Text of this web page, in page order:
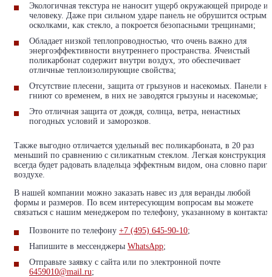
Экологичная текстура не наносит ущерб окружающей природе и
человеку. Даже при сильном ударе панель не обрушится острыми
осколками, как стекло, а покроется безопасными трещинами;
Обладает низкой теплопроводностью, что очень важно для
энергоэффективности внутреннего пространства. Ячеистый
поликарбонат содержит внутри воздух, это обеспечивает
отличные теплоизолирующие свойства;
Отсутствие плесени, защита от грызунов и насекомых. Панели не
гниют со временем, в них не заводятся грызуны и насекомые;
Это отличная защита от дождя, солнца, ветра, ненастных
погодных условий и заморозков.
Также выгодно отличается удельный вес поликарбоната, в 20 раз
меньший по сравнению с силикатным стеклом. Легкая конструкция
всегда будет радовать владельца эффектным видом, она словно парит
воздухе.
В нашей компании можно заказать навес из для веранды любой
формы и размеров. По всем интересующим вопросам вы можете
связаться с нашим менеджером по телефону, указанному в контактах.
Позвоните по телефону +7 (495) 645-90-10;
Напишите в мессенджеры WhatsApp;
Отправьте заявку с сайта или по электронной почте
6459010@mail.ru;